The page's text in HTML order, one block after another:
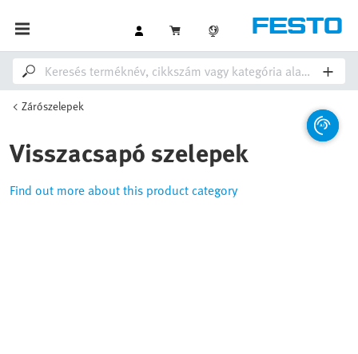
Zárószelepek
Visszacsapó szelepek
Find out more about this product category